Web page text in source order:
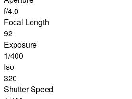
f/4.0
Focal Length
92
Exposure
1/400
Iso
320
Shutter Speed